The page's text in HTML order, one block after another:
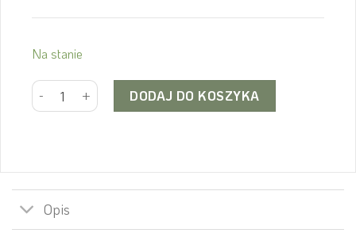
Na stanie
ilość SHIMANO tarcza hamulcowa SM-RT70 160mm Ice
DODAJ DO KOSZYKA
Opis